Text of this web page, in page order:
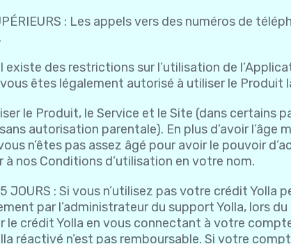
: Les appels vers des numéros de
Il existe des restrictions sur l’utilisation de
êtes légalement autorisé à utiliser le Produit
le Produit, le Service et le Site (dans certains
autorisation parentale). En plus d’avoir l’âge
n’êtes pas assez âgé pour avoir le pouvoir
nos Conditions d’utilisation en votre nom.
JOURS : Si vous n’utilisez pas votre crédit
par l’administrateur du support Yolla, lors
le crédit Yolla en vous connectant à votre
réactivé n’est pas remboursable. Si votre